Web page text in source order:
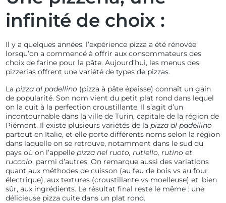
infinité de choix :
Il y a quelques années, l’expérience pizza a été rénovée
lorsqu’on a commencé à offrir aux consommateurs des
choix de farine pour la pâte. Aujourd’hui, les menus des
pizzerias offrent une variété de types de pizzas.
La pizza al padellino (pizza à pâte épaisse) connaît un gain
de popularité. Son nom vient du petit plat rond dans lequel
on la cuit à la perfection croustillante. Il s’agit d’un
incontournable dans la ville de Turin, capitale de la région de
Piémont. Il existe plusieurs variétés de la pizza al padellino
partout en Italie, et elle porte différents noms selon la région
dans laquelle on se retrouve, notamment dans le sud du
pays où on l’appellepizza nel ruoto, rutiello, rutino et
ruccolo, parmi d’autres. On remarque aussi des variations
quant aux méthodes de cuisson (au feu de bois vs au four
électrique), aux textures (croustillante vs moelleuse) et, bien
sûr, aux ingrédients. Le résultat final reste le même : une
délicieuse pizza cuite dans un plat rond.